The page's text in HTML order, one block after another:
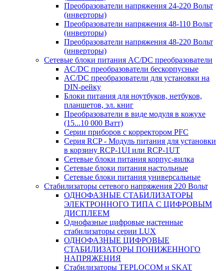
Преобразователи напряжения 24-220 Вольт
(инверторы)
Преобразователи напряжения 48-110 Вольт
(инверторы)
Преобразователи напряжения 48-220 Вольт
(инверторы)
Сетевые блоки питания AC/DC преобразователи
AC/DC преобразователи бескорпусные
AC/DC преобразователи для установки на
DIN-рейку
Блоки питания для ноутбуков, нетбуков,
планшетов, эл. книг
Преобразователи в виде модуля в кожухе
(15...10 000 Ватт)
Серии приборов с корректором PFC
Серия RCP - Модуль питания для установки
в корзину RCP-1UI или RCP-1UT
Сетевые блоки питания корпус-вилка
Сетевые блоки питания настольные
Сетевые блоки питания универсальные
Стабилизаторы сетевого напряжения 220 Вольт
ОДНОФАЗНЫЕ СТАБИЛИЗАТОРЫ
ЭЛЕКТРОННОГО ТИПА С ЦИФРОВЫМ
ДИСПЛЕЕМ
Однофазные цифровые настенные
стабилизаторы серии LUX
ОДНОФАЗНЫЕ ЦИФРОВЫЕ
СТАБИЛИЗАТОРЫ ПОНИЖЕННОГО
НАПРЯЖЕНИЯ
Стабилизаторы TEPLOCOM и SKAT